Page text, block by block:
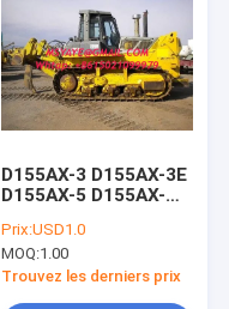
D155AX-3 D155AX-3E
D155AX-5 D155AX-
utilisé le bouteur de
chenille de bouteur
de KOMATSU
Prix:USD1.0
MOQ:1.00
Trouvez les derniers prix